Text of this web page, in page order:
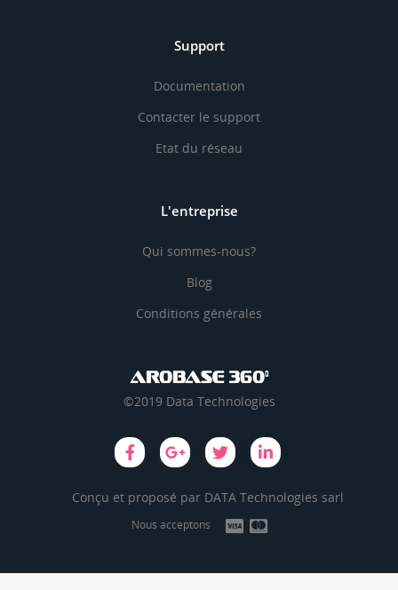
Support
Documentation
Contacter le support
Etat du réseau
L'entreprise
Qui sommes-nous?
Blog
Conditions générales
©2019 Data Technologies
Conçu et proposé par DATA Technologies sarl
Nous acceptons